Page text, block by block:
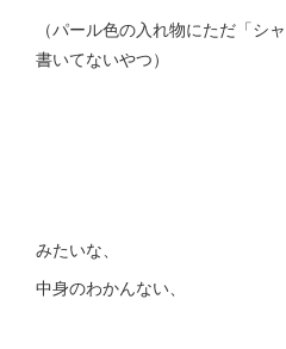
（パール色の入れ物にただ「シ
書いてないやつ）
みたいな、
中身のわかんない、